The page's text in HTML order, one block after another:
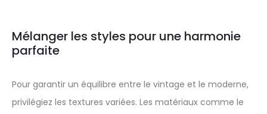
Mélanger les styles pour une harmonie
parfaite
Pour garantir un équilibre entre le vintage et le moderne,
privilégiez les textures variées. Les matériaux comme le